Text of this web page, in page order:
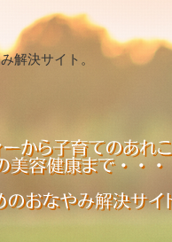
解決サイト。